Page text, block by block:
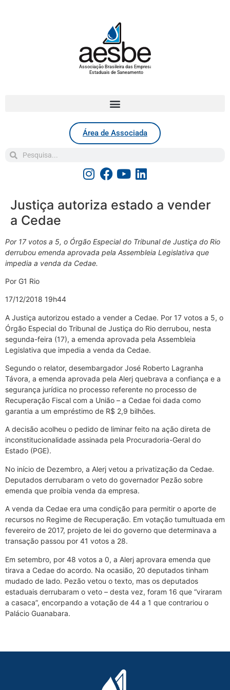
Associação Brasileira das Empresas
Estaduais de Saneamento
Área de Associada
Justiça autoriza estado a vender
a Cedae
Por 17 votos a 5, o Órgão Especial do Tribunal de Justiça do Rio
derrubou emenda aprovada pela Assembleia Legislativa que
impedia a venda da Cedae.
Por G1 Rio
17/12/2018 19h44
A Justiça autorizou estado a vender a Cedae. Por 17 votos a 5, o
Órgão Especial do Tribunal de Justiça do Rio derrubou, nesta
segunda-feira (17), a emenda aprovada pela Assembleia
Legislativa que impedia a venda da Cedae.
Segundo o relator, desembargador José Roberto Lagranha
Távora, a emenda aprovada pela Alerj quebrava a confiança e a
segurança jurídica no processo referente no processo de
Recuperação Fiscal com a União – a Cedae foi dada como
garantia a um empréstimo de R$ 2,9 bilhões.
A decisão acolheu o pedido de liminar feito na ação direta de
inconstitucionalidade assinada pela Procuradoria-Geral do
Estado (PGE).
No início de Dezembro, a Alerj vetou a privatização da Cedae.
Deputados derrubaram o veto do governador Pezão sobre
emenda que proibia venda da empresa.
A venda da Cedae era uma condição para permitir o aporte de
recursos no Regime de Recuperação. Em votação tumultuada em
fevereiro de 2017, projeto de lei do governo que determinava a
transação passou por 41 votos a 28.
Em setembro, por 48 votos a 0, a Alerj aprovara emenda que
tirava a Cedae do acordo. Na ocasião, 20 deputados tinham
mudado de lado. Pezão vetou o texto, mas os deputados
estaduais derrubaram o veto – desta vez, foram 16 que “viraram
a casaca”, encorpando a votação de 44 a 1 que contrariou o
Palácio Guanabara.